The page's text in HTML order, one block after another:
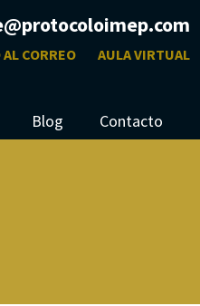
AL CORREO AULA VIRTUAL
Blog Contacto